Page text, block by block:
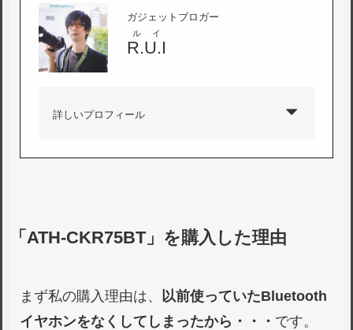
ガジェットブロガー
R.U.I
ルイ
詳しいプロフィール
「ATH-CKR75BT」を購入した理由
まず私の購入理由は、
以前使っていたBluetooth
イヤホンをなくしてしまったから・・・ です。